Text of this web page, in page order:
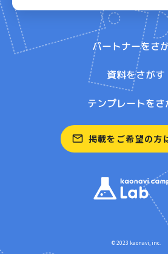
パートナーをさ
資料をさがす
テンプレートをさ
掲載をご希望の方
© 2023 kaonavi, inc.